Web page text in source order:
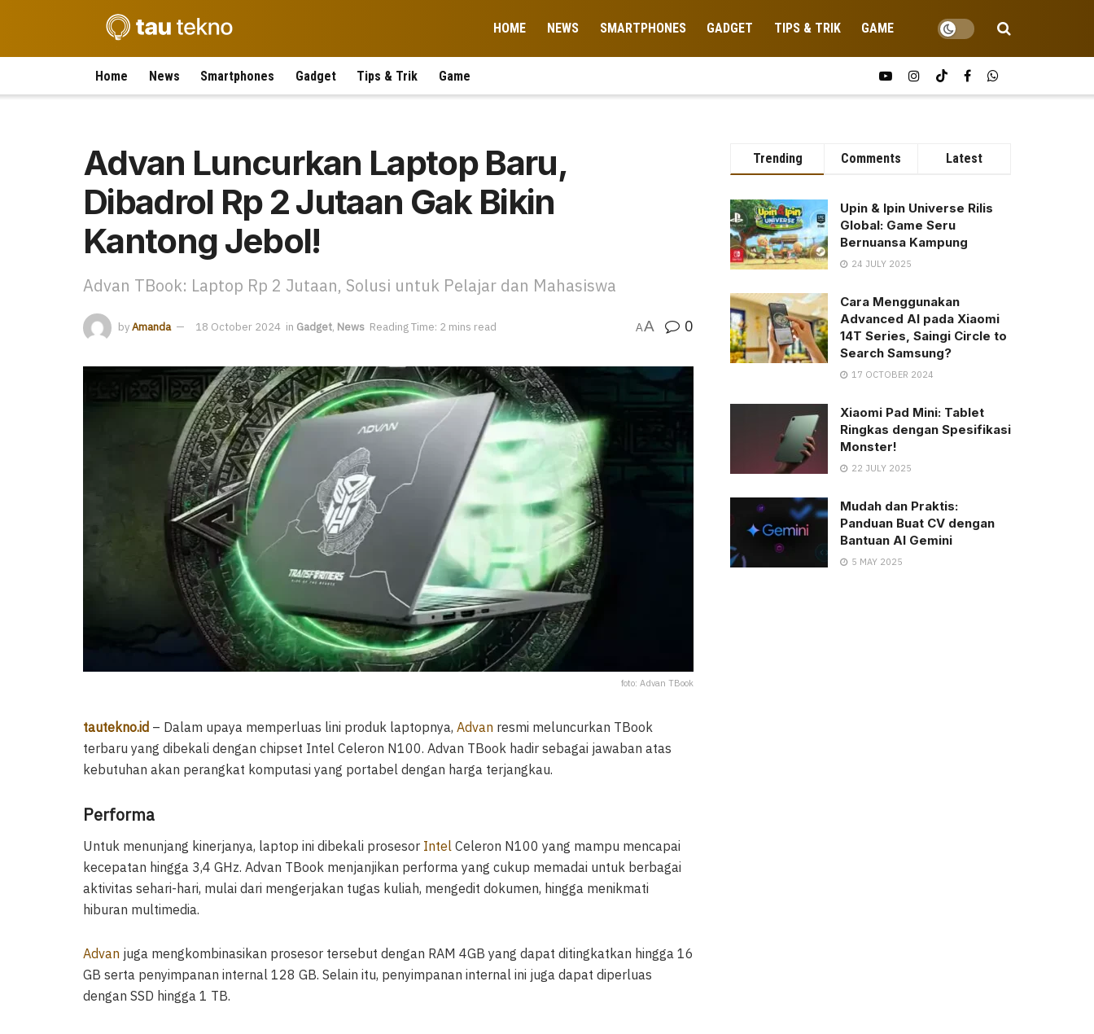
HOME NEWS SMARTPHONES GADGET TIPS & TRIK GAME
Home News Smartphones Gadget Tips & Trik Game
Advan Luncurkan Laptop Baru,
Dibadrol Rp 2 Jutaan Gak Bikin
Kantong Jebol!
Advan TBook: Laptop Rp 2 Jutaan, Solusi untuk Pelajar dan Mahasiswa
byAmanda 18 October 2024 in Gadget, News Reading Time: 2 mins read AA 0
foto: Advan TBook
tautekno.id – Dalam upaya memperluas lini produk laptopnya, Advan resmi meluncurkan TBook
terbaru yang dibekali dengan chipset Intel Celeron N100. Advan TBook hadir sebagai jawaban atas
kebutuhan akan perangkat komputasi yang portabel dengan harga terjangkau.
Performa
Untuk menunjang kinerjanya, laptop ini dibekali prosesor Intel Celeron N100 yang mampu mencapai
kecepatan hingga 3,4 GHz. Advan TBook menjanjikan performa yang cukup memadai untuk berbagai
aktivitas sehari-hari, mulai dari mengerjakan tugas kuliah, mengedit dokumen, hingga menikmati
hiburan multimedia.
Advan juga mengkombinasikan prosesor tersebut dengan RAM 4GB yang dapat ditingkatkan hingga 16
GB serta penyimpanan internal 128 GB. Selain itu, penyimpanan internal ini juga dapat diperluas
dengan SSD hingga 1 TB.
Trending Comments Latest
Upin & Ipin Universe Rilis
Global: Game Seru
Bernuansa Kampung
24 JULY 2025
Cara Menggunakan
Advanced AI pada Xiaomi
14T Series, Saingi Circle to
Search Samsung?
17 OCTOBER 2024
Xiaomi Pad Mini: Tablet
Ringkas dengan Spesifikasi
Monster!
22 JULY 2025
Mudah dan Praktis:
Panduan Buat CV dengan
Bantuan AI Gemini
5 MAY 2025